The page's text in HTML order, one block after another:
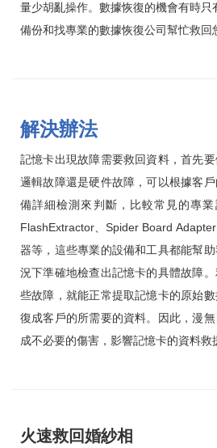
量少胡亂操作。數據恢復的機會有時
備份和找專業的數據恢復公司幫忙救回
解決辦法
記憶卡出現故障需要救回資料，首先
邏輯故障還是硬件故障，可以根據客
備詳細檢測來判斷，比較常見的專
FlashExtractor、Spider Board
器等，這些專業的設備和工具都能幫
況下準確地檢查出記憶卡的具體故障
些故障，就能正常提取記憶卡的原始
復成客戶的所需要的資料。因此，漫
成不必要的傷害，影響記憶卡的資料救
火速救回婚紗相